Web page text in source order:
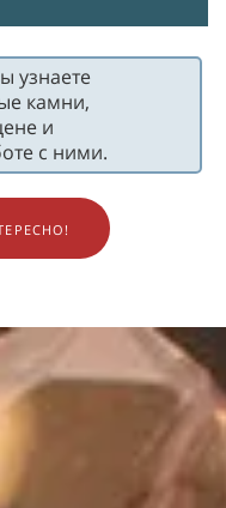
узнаете
камни,
и
с ними.